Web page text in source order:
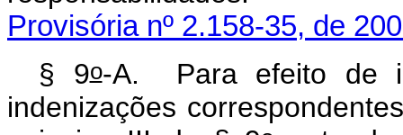
Provisória nº 2.158-35, de
§ 9o-A. Para efeito de
indenizações